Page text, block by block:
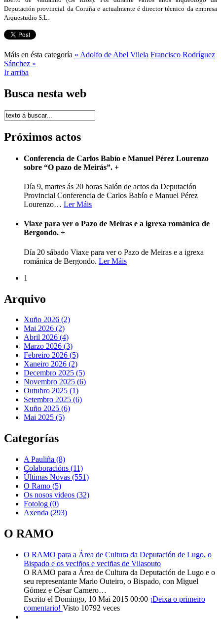
Deputación provincial da Coruña e actualmente é director técnico da empresa
Arquestudio S.L.
Máis en ésta categoría « Adolfo de Abel Vilela Francisco Rodríguez
Sánchez »
Ir arriba
Busca nesta web
Próximos actos
Conferencia de Carlos Babío e Manuel Pérez Lourenzo
sobre “O pazo de Meirás”. +
Día 9, martes ás 20 horas Salón de actos da Deputación
Provincial Conferencia de Carlos Babío e Manuel Pérez
Lourenzo… Ler Máis
Viaxe para ver o Pazo de Meiras e a igrexa románica de
Bergondo. +
Día 20 sábado Viaxe para ver o Pazo de Meiras e a igrexa
románica de Bergondo. Ler Máis
1
Arquivo
Xuño 2026 (2)
Mai 2026 (2)
Abril 2026 (4)
Marzo 2026 (3)
Febreiro 2026 (5)
Xaneiro 2026 (2)
Decembro 2025 (5)
Novembro 2025 (6)
Outubro 2025 (1)
Setembro 2025 (6)
Xuño 2025 (6)
Mai 2025 (5)
Categorías
A Pauliña (8)
Colaboracións (11)
Últimas Novas (551)
O Ramo (5)
Os nosos videos (32)
Fotolog (0)
Axenda (293)
O RAMO
O RAMO para a Área de Cultura da Deputación de Lugo, o
Bispado e os veciños e veciñas de Vilasouto
O RAMO para a Área de Cultura da Deputación de Lugo e o
seu representante Mario Outeiro, o Bispado, con Miguel
Gómez e César Carnero…
Escrito el Domingo, 10 Mai 2015 00:00 ¡Deixa o primeiro
comentario! Visto 10792 veces